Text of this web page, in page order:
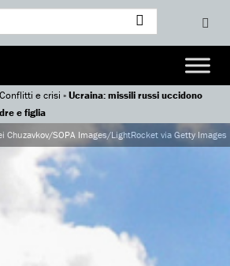
Conflitti e crisi »Ucraina: missili russi uccidono
e figlia
Chuzavkov/SOPA Images/LightRocket via Getty Images